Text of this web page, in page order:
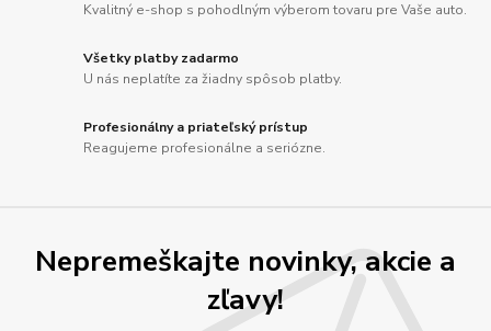
Kvalitný e-shop s pohodlným výberom tovaru pre Vaše auto.
Všetky platby zadarmo
U nás neplatíte za žiadny spôsob platby.
Profesionálny a priateľský prístup
Reagujeme profesionálne a seriózne.
Nepremeškajte novinky, akcie a
zľavy!